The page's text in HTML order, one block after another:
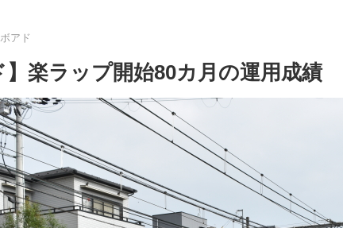
アド
】楽ラップ開始80カ月の運用成績